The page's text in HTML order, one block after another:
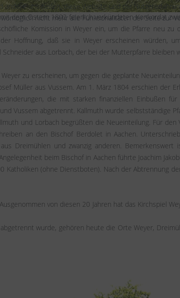
dem Ostern 1802 feierlich verkündeten Konkordat
Komission in Weyer ein, um die Pfarre neu zu
Hoffnung, daß sie in Weyer erscheinen würden,
aus Lorbach, der bei der Mutterpfarre bleiben
zu erscheinen, um gegen die geplante
Müller aus Vussem. Am 1. März 1804 erschien der
die mit starken finanziellen Einbußen für
Vussem abgetrennt. Kallmuth wurde selbstständige
und Lorbach begrüßten die Neueinteilung. Für den
an den Bischof Berdolet in Aachen.
Dreimühlen und zwanzig anderen. Bemerkenswert
beim Bischof in Aachen führte Joachim
Katholiken (ohne Dienstboten). Nach der Abtrennung
von diesen 20 Jahren hat das Kirchspiel
wurde, gehören heute die Orte Weyer,
uns helfen, diese Website und die
nicht mehr alle Funktionalitäten der Seite zur